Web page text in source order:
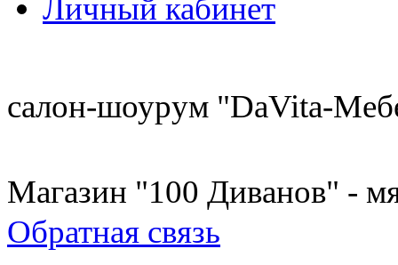
Личный кабинет
салон-шоурум "DaVita-
Магазин "100 Диванов" -
Обратная связь